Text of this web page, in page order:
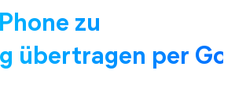
zu
übertragen per